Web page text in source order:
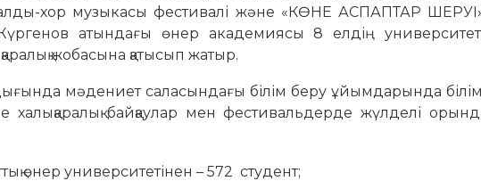
хор музыкасы фестивалі және «КӨНЕ АСПАПТАР
атындағы өнер академиясы 8 елдің
жобасына қатысып жатыр.
мәдениет саласындағы білім беру ұйымдарында
халықаралық байқаулар мен фестивальдерде жүлделі
өнер университетінен – 572 студент;